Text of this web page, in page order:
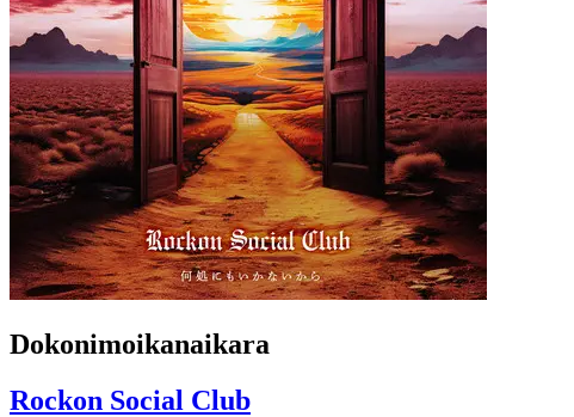
Dokonimoikanaikara
Rockon Social Club